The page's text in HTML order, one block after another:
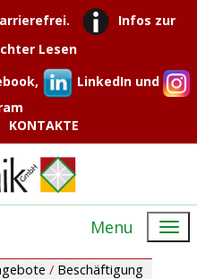
Infos zur
Lesen
LinkedIn und
KONTAKTE
Menu
/ Beschäftigung